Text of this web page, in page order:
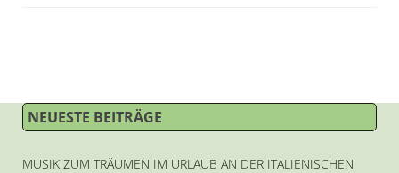
NEUESTE BEITRÄGE
MUSIK ZUM TRÄUMEN IM URLAUB AN DER ITALIENISCHEN